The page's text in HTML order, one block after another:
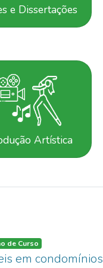
e Dissertações
Artística
de Curso
em